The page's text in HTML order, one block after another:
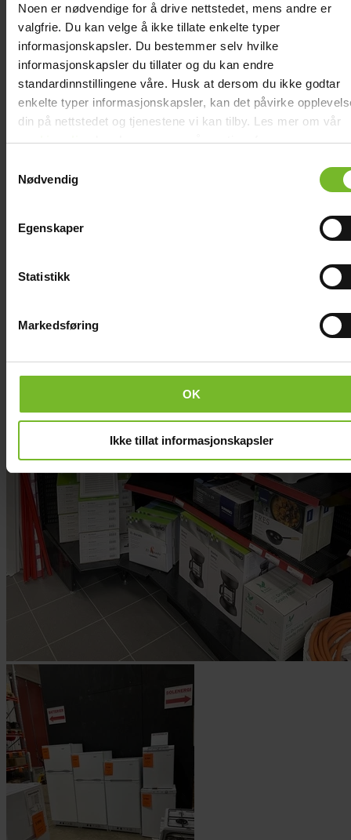
Noen er nødvendige for å drive nettstedet, mens andre er
valgfrie. Du kan velge å ikke tillate enkelte typer
informasjonskapsler. Du bestemmer selv hvilke
informasjonskapsler du tillater og du kan endre
standardinnstillingene våre. Husk at dersom du ikke godtar
enkelte typer informasjonskapsler, kan det påvirke
din på nettstedet og tjenestene vi kan tilby. Les mer om vår
cookiepolicyher. Les mer om våre rutiner forpersonvern
Nødvendig
Egenskaper
Statistikk
Markedsføring
OK
Ikke tillat informasjonskapsler
Om butiken
Batteripoolen i Borlänge erbjuder ett stort och brett sortiment av
Sunwinds produkter.
Här hittar du praktiska lösningar för både hem och fritid.
Med Click & Collect beställer du enkelt online. Butiken är ett
uppskattat alternativ för dig som värdesätter mångsidighet.
Plats på kartan